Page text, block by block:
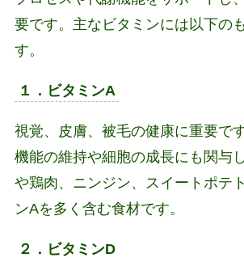
要です。主なビタミンには以下の
す。
１．ビタミンA
視覚、皮膚、被毛の健康に重要で
機能の維持や細胞の成長にも関与
や鶏肉、ニンジン、スイートポテ
ンAを多く含む食材です。
２．ビタミンD